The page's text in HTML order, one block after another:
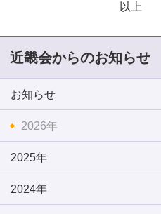
以上
近畿会からのお知らせ
お知らせ
2026年
2025年
2024年